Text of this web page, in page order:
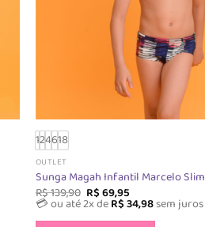
124618
OUTLET
Sunga Magah Infantil Marcelo
R$139,90 O
preço
original
R$69,95
preço
atual
💳 ou até 2x deR$34,98sem juros